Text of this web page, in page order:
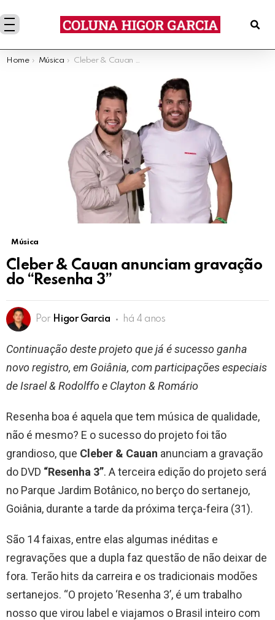
You are here:
Home Música Cleber & Cauan anunciam gravação do “Resenha 3”
Música
Cleber & Cauan anunciam gravação
do “Resenha 3”
Por Higor Garcia há 4 anos
Continuação deste projeto que já é sucesso ganha
novo registro, em Goiânia, com participações especiais
de Israel & Rodolffo e Clayton & Romário
Resenha boa é aquela que tem música de qualidade,
não é mesmo? E o sucesso do projeto foi tão
grandioso, que Cleber & Cauan anunciam a gravação
do DVD “Resenha 3”. A terceira edição do projeto será
no Parque Jardim Botânico, no berço do sertanejo,
Goiânia, durante a tarde da próxima terça-feira (31).
São 14 faixas, entre elas algumas inéditas e
regravações que a dupla faz questão de não deixar de
fora. Terão hits da carreira e os tradicionais modões
sertanejos. “O projeto ‘Resenha 3’, é um trabalho
nosso que virou label e viajamos o Brasil inteiro com